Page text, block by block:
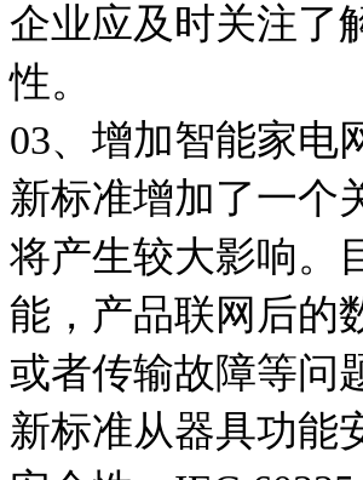
企业应及时关注了
性。
03、增加智能家电
新标准增加了一个
将产生较大影响。
能，产品联网后的
或者传输故障等问
新标准从器具功能